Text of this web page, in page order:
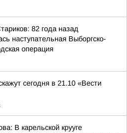
82 года назад
наступательная Выборгско-
операция
сегодня в 21.10 «Вести
В карельской крууге